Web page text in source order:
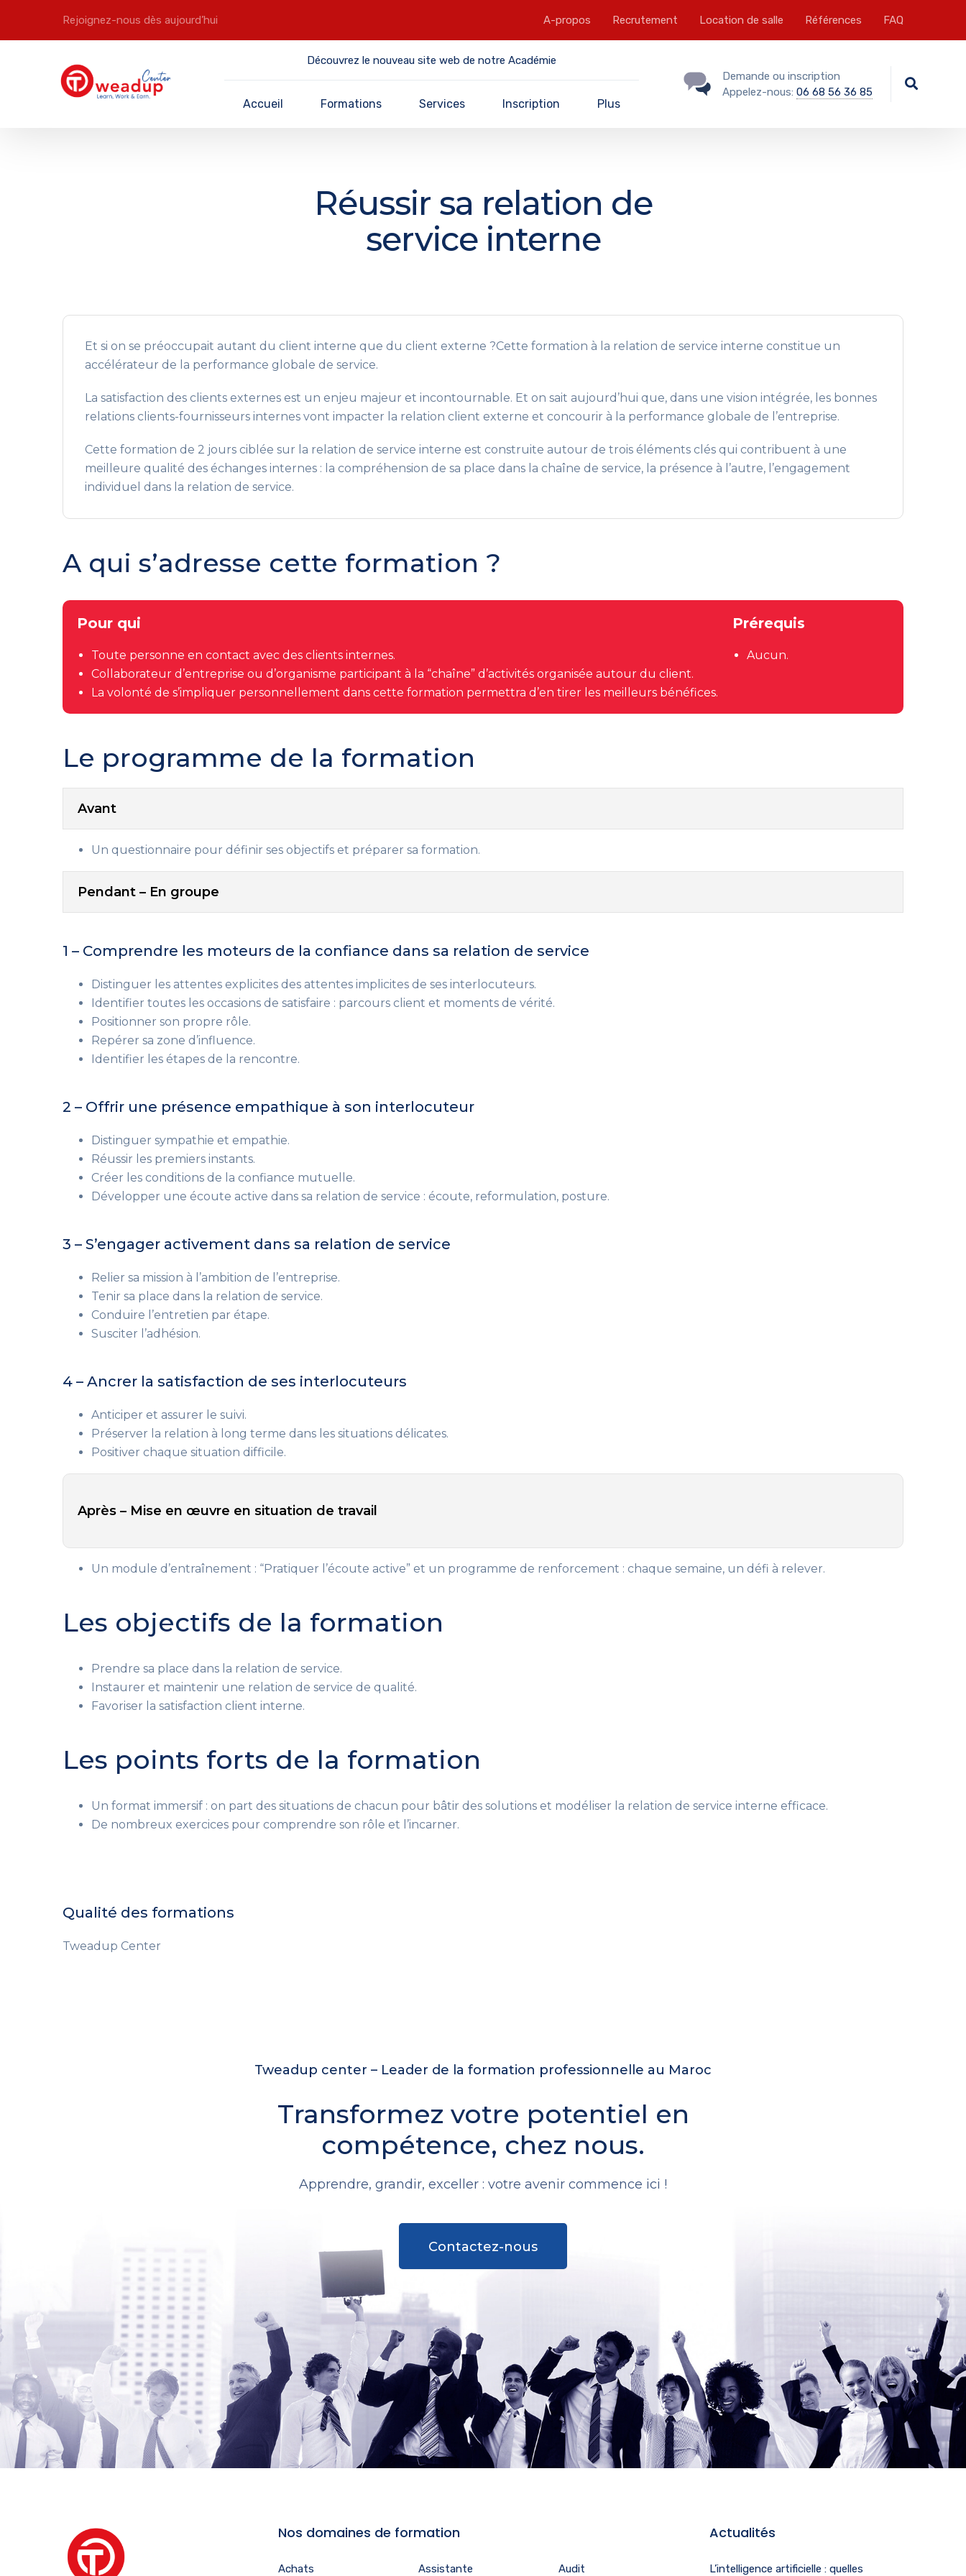
Rejoignez-nous dès aujourd’hui A-propos Recrutement Location de salle Références FAQ
Découvrez le nouveau site web de notre Académie
Accueil Formations Services Inscription Plus
Demande ou inscription
Appelez-nous: 06 68 56 36 85
Réussir sa relation de
service interne
Et si on se préoccupait autant du client interne que du client externe ?Cette formation à la relation de service interne constitue un
accélérateur de la performance globale de service.
La satisfaction des clients externes est un enjeu majeur et incontournable. Et on sait aujourd’hui que, dans une vision intégrée, les bonnes
relations clients-fournisseurs internes vont impacter la relation client externe et concourir à la performance globale de l’entreprise.
Cette formation de 2 jours ciblée sur la relation de service interne est construite autour de trois éléments clés qui contribuent à une
meilleure qualité des échanges internes : la compréhension de sa place dans la chaîne de service, la présence à l’autre, l’engagement
individuel dans la relation de service.
A qui s’adresse cette formation ?
Pour qui
Toute personne en contact avec des clients internes.
Collaborateur d’entreprise ou d’organisme participant à la “chaîne” d’activités organisée autour du client.
La volonté de s’impliquer personnellement dans cette formation permettra d’en tirer les meilleurs bénéfices.
Prérequis
Aucun.
Le programme de la formation
Avant
Un questionnaire pour définir ses objectifs et préparer sa formation.
Pendant – En groupe
1 – Comprendre les moteurs de la confiance dans sa relation de service
Distinguer les attentes explicites des attentes implicites de ses interlocuteurs.
Identifier toutes les occasions de satisfaire : parcours client et moments de vérité.
Positionner son propre rôle.
Repérer sa zone d’influence.
Identifier les étapes de la rencontre.
2 – Offrir une présence empathique à son interlocuteur
Distinguer sympathie et empathie.
Réussir les premiers instants.
Créer les conditions de la confiance mutuelle.
Développer une écoute active dans sa relation de service : écoute, reformulation, posture.
3 – S’engager activement dans sa relation de service
Relier sa mission à l’ambition de l’entreprise.
Tenir sa place dans la relation de service.
Conduire l’entretien par étape.
Susciter l’adhésion.
4 – Ancrer la satisfaction de ses interlocuteurs
Anticiper et assurer le suivi.
Préserver la relation à long terme dans les situations délicates.
Positiver chaque situation difficile.
Après – Mise en œuvre en situation de travail
Un module d’entraînement : “Pratiquer l’écoute active” et un programme de renforcement : chaque semaine, un défi à relever.
Les objectifs de la formation
Prendre sa place dans la relation de service.
Instaurer et maintenir une relation de service de qualité.
Favoriser la satisfaction client interne.
Les points forts de la formation
Un format immersif : on part des situations de chacun pour bâtir des solutions et modéliser la relation de service interne efficace.
De nombreux exercices pour comprendre son rôle et l’incarner.
Qualité des formations
Tweadup Center
Tweadup center – Leader de la formation professionnelle au Maroc
Transformez votre potentiel en
compétence, chez nous.
Apprendre, grandir, exceller : votre avenir commence ici !
Contactez-nous
Nos domaines de formation
Achats Assistante Audit
Actualités
L’intelligence artificielle : quelles